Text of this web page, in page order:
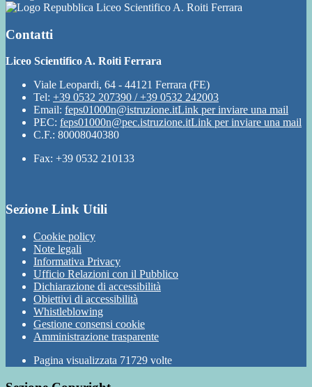
Liceo Scientifico A. Roiti Ferrara
Contatti
Liceo Scientifico A. Roiti Ferrara
Viale Leopardi, 64 - 44121 Ferrara (FE)
Tel: +39 0532 207390 / +39 0532 242003
Email: feps01000n@istruzione.itLink per inviare una mail
PEC: feps01000n@pec.istruzione.itLink per inviare una mail
C.F.: 80008040380
Fax: +39 0532 210133
Sezione Link Utili
Cookie policy
Note legali
Informativa Privacy
Ufficio Relazioni con il Pubblico
Dichiarazione di accessibilità
Obiettivi di accessibilità
Whistleblowing
Gestione consensi cookie
Amministrazione trasparente
Pagina visualizzata 71729 volte